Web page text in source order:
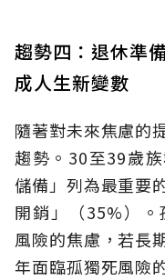
趨勢四：退休準
成人生新變數
隨著對未來焦慮的
趨勢。30至39歲
儲備」列為最重要
開銷」（35%）
風險的焦慮，若長
年面臨孤獨死風險